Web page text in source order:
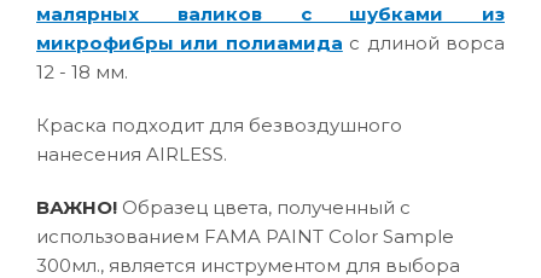
малярных валиков с шубками из
микрофибры или полиамида с длиной ворса
12 - 18 мм.
Краска подходит для безвоздушного
нанесения AIRLESS.
ВАЖНО! Образец цвета, полученный с
использованием FAMA PAINT Color Sample
300мл., является инструментом для выбора